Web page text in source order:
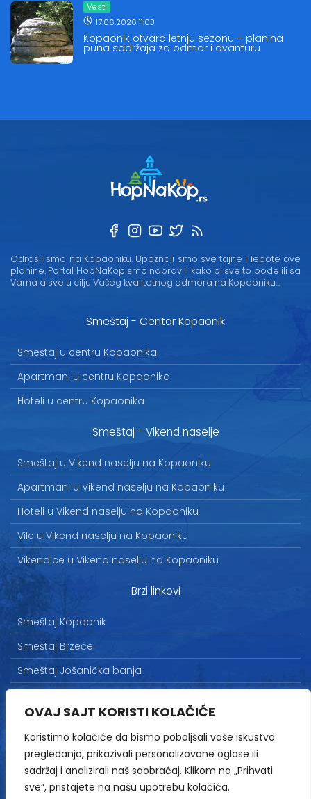
OVAJ SAJT KORISTI KOLAČIĆE
Koristimo kolačiće da bismo poboljšali vaše iskustvo
pregledanja, prikazivali personalizovane oglase ili
sadržaj i analizirali naš saobraćaj. Klikom na „Prihvati
sve“, pristajete na našu upotrebu kolačića.
Vesti
17.06.2026 11:03
Kopaonik otvara letnju sezonu – planina
puna sadržaja za odmor i avanturu
Odrasli smo na Kopaoniku. Upoznali smo sve tajne i lepote ove
planine. Portal HopNaKop smo napravili kako bi sve to podelili sa
Vama a sve u cilju Vašeg kvalitetnog odmora na Kopaoniku...
Smeštaj - Centar Kopaonik
Smeštaj u centru Kopaonika
Apartmani u centru Kopaonika
Hoteli u centru Kopaonika
Smeštaj - Vikend naselje
Smeštaj u Vikend naselju na Kopaoniku
Apartmani u Vikend naselju na Kopaoniku
Hoteli u Vikend naselju na Kopaoniku
Vile u Vikend naselju na Kopaoniku
Vikendice u Vikend naselju na Kopaoniku
Brzi linkovi
Smeštaj Kopaonik
Smeštaj Brzeće
Smeštaj Jošanička banja
Marketing
Politika privatnosti
Kontakt